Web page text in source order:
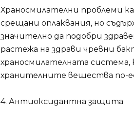
Храносмилателни проблеми
срещани оплаквания, но
значително да подобри
растежа на здрави чревни
храносмилателната система,
хранителните вещества по-
4. Антиоксидантна защита